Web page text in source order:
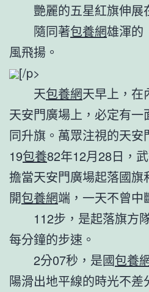
艷麗的五星紅旗伸展
隨同著包養網雄渾的
風飛揚。
[/p>
天包養網天早上，
天安門廣場上，必定有
同升旗。萬眾注視的天
19包養82年12月28日，
擔當天安門廣場起落國
開包養網端，一天不曾中
112步，是起落旗方隊
每分鐘的步速。
2分07秒，是國包養
陽滑出地平線的時光不差